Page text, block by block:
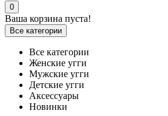
0
Ваша корзина пуста!
Все категории
Все категории
Женские угги
Мужские угги
Детские угги
Аксессуары
Новинки